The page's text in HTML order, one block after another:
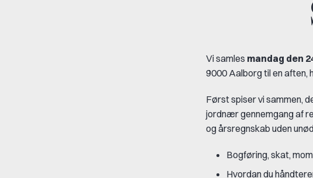
Vi samles mandag den
9000 Aalborg til en aften,
Først spiser vi sammen,
jordnær gennemgang af
og årsregnskab uden
Bogføring, skat,
Hvordan du